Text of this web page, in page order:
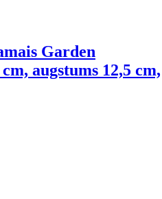
Garden
augstums 12,5 cm,